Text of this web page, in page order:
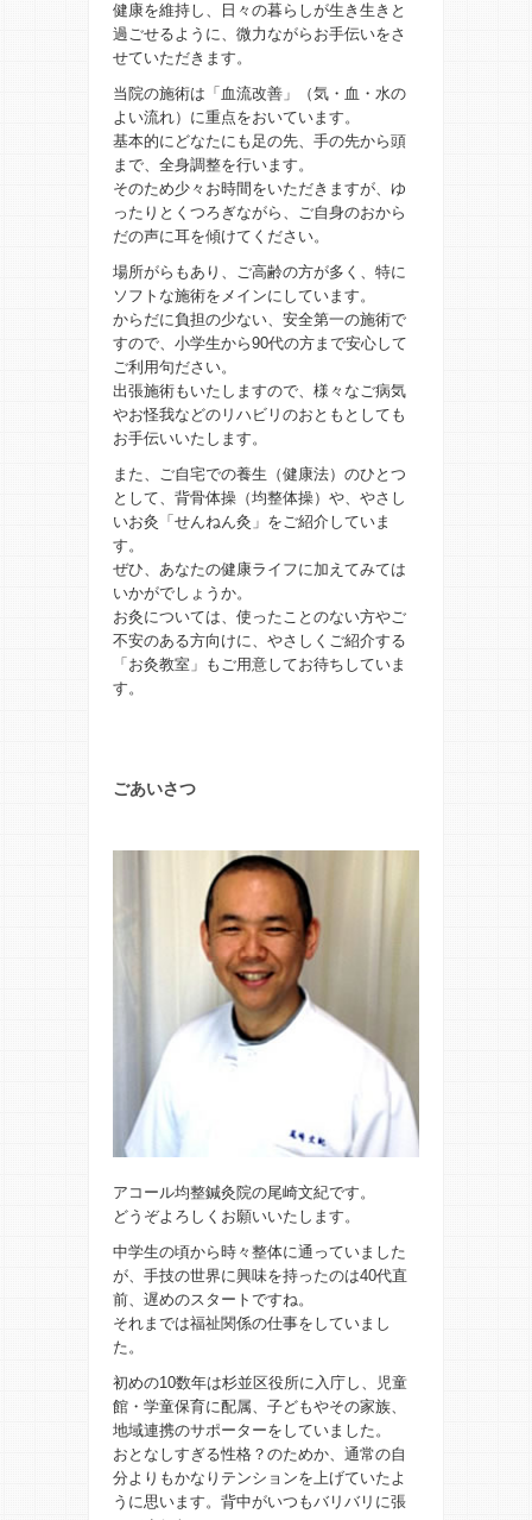
健康を維持し、日々の暮らしが生き生きと
過ごせるように、微力ながらお手伝いをさ
せていただきます。
当院の施術は「血流改善」（気・血・水の
よい流れ）に重点をおいています。
基本的にどなたにも足の先、手の先から頭
まで、全身調整を行います。
そのため少々お時間をいただきますが、ゆ
ったりとくつろぎながら、ご自身のおから
だの声に耳を傾けてください。
場所がらもあり、ご高齢の方が多く、特に
ソフトな施術をメインにしています。
からだに負担の少ない、安全第一の施術で
すので、小学生から90代の方まで安心して
ご利用句ださい。
出張施術もいたしますので、様々なご病気
やお怪我などのリハビリのおともとしても
お手伝いいたします。
また、ご自宅での養生（健康法）のひとつ
として、背骨体操（均整体操）や、やさし
いお灸「せんねん灸」をご紹介していま
す。
ぜひ、あなたの健康ライフに加えてみては
いかがでしょうか。
お灸については、使ったことのない方やご
不安のある方向けに、やさしくご紹介する
「お灸教室」もご用意してお待ちしていま
す。
ごあいさつ
アコール均整鍼灸院の尾崎文紀です。
どうぞよろしくお願いいたします。
中学生の頃から時々整体に通っていました
が、手技の世界に興味を持ったのは40代直
前、遅めのスタートですね。
それまでは福祉関係の仕事をしていまし
た。
初めの10数年は杉並区役所に入庁し、児童
館・学童保育に配属、子どもやその家族、
地域連携のサポーターをしていました。
おとなしすぎる性格？のためか、通常の自
分よりもかなりテンションを上げていたよ
うに思います。背中がいつもバリバリに張